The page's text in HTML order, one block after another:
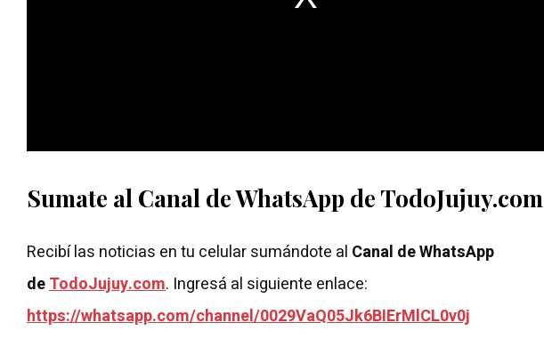
Sumate al Canal de WhatsApp de TodoJujuy.com
Recibí las noticias en tu celular sumándote al Canal de WhatsApp
deTodoJujuy.com. Ingresá al siguiente enlace:
https://whatsapp.com/channel/0029VaQ05Jk6BIErMlCL0v0j